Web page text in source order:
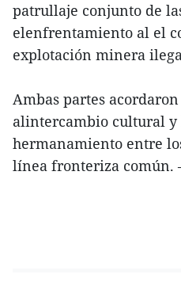
patrullaje conjunto de
elenfrentamiento al el
explotación minera
Ambas partes
alintercambio cultural y
hermanamiento entre
línea fronteriza común.